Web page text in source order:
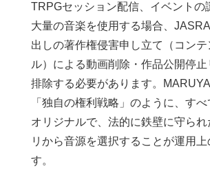
TRPGセッション配信、イベントの
大量の音楽を使用する場合、
出しの著作権侵害申し立て（コン
ル）による動画削除・作品公開停
排除する必要があります。
「独自の権利戦略」のように、す
オリジナルで、法的に鉄壁に守ら
リから音源を選択することが運用
す。